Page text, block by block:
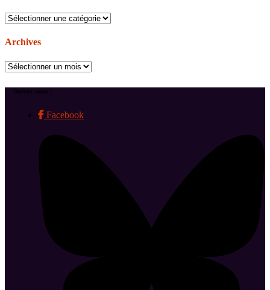
Catégories
Archives
Archives
Suivez-nous !
Facebook